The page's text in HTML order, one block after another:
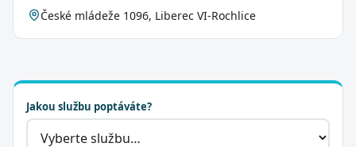
České mládeže 1096, Liberec VI-Rochlice
Jakou službu poptáváte?